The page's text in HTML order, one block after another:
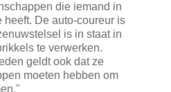
die iemand in
heeft. De auto-coureur is
is in staat in
te verwerken.
geldt ook dat ze
moeten hebben om